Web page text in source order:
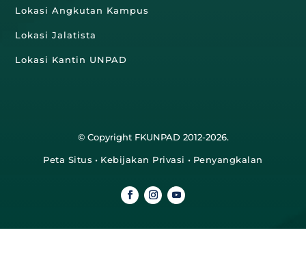
Lokasi Angkutan Kampus
Lokasi Jalatista
Lokasi Kantin UNPAD
© Copyright FKUNPAD 2012-2026.
Peta Situs • Kebijakan Privasi • Penyangkalan